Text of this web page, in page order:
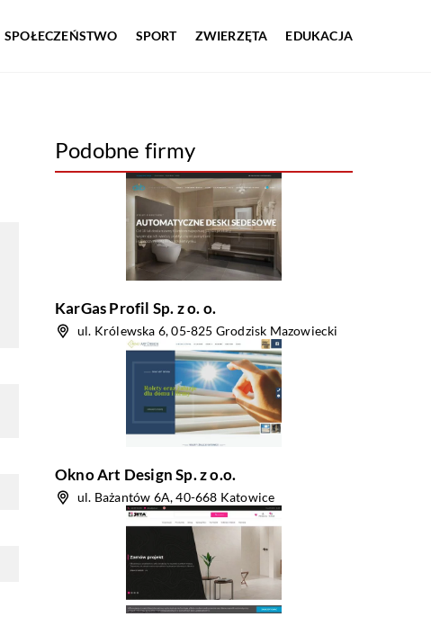
SPOŁECZEŃSTWO SPORT ZWIERZĘTA EDUKACJA
Podobne firmy
KarGas Profil Sp. z o. o.
ul. Królewska 6, 05-825 Grodzisk Mazowiecki
Okno Art Design Sp. z o.o.
ul. Bażantów 6A, 40-668 Katowice